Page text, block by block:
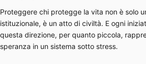
Proteggere chi protegge la vita non è solo
istituzionale, è un atto di civiltà. E ogni
questa direzione, per quanto piccola,
speranza in un sistema sotto stress.